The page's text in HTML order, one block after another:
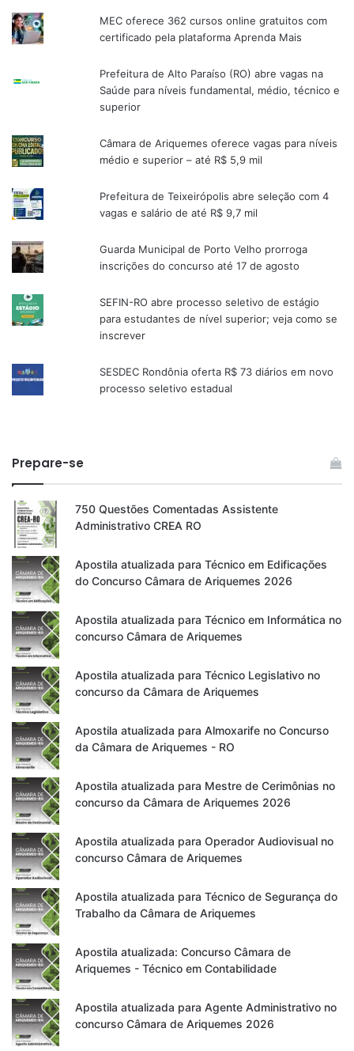
MEC oferece 362 cursos online gratuitos com
certificado pela plataforma Aprenda Mais
Prefeitura de Alto Paraíso (RO) abre vagas na
Saúde para níveis fundamental, médio, técnico e
superior
Câmara de Ariquemes oferece vagas para níveis
médio e superior – até R$ 5,9 mil
Prefeitura de Teixeirópolis abre seleção com 4
vagas e salário de até R$ 9,7 mil
Guarda Municipal de Porto Velho prorroga
inscrições do concurso até 17 de agosto
SEFIN-RO abre processo seletivo de estágio
para estudantes de nível superior; veja como se
inscrever
SESDEC Rondônia oferta R$ 73 diários em novo
processo seletivo estadual
Prepare-se
750 Questões Comentadas Assistente
Administrativo CREA RO
Apostila atualizada para Técnico em Edificações
do Concurso Câmara de Ariquemes 2026
Apostila atualizada para Técnico em Informática no
concurso Câmara de Ariquemes
Apostila atualizada para Técnico Legislativo no
concurso da Câmara de Ariquemes
Apostila atualizada para Almoxarife no Concurso
da Câmara de Ariquemes - RO
Apostila atualizada para Mestre de Cerimônias no
concurso da Câmara de Ariquemes 2026
Apostila atualizada para Operador Audiovisual no
concurso Câmara de Ariquemes
Apostila atualizada para Técnico de Segurança do
Trabalho da Câmara de Ariquemes
Apostila atualizada: Concurso Câmara de
Ariquemes - Técnico em Contabilidade
Apostila atualizada para Agente Administrativo no
concurso Câmara de Ariquemes 2026